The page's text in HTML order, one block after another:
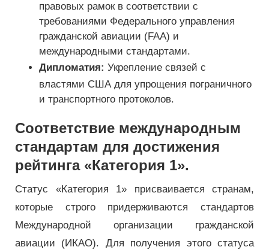
правовых рамок в соответствии с
требованиями Федерального управления
гражданской авиации (FAA) и
международными стандартами.
Дипломатия: Укрепление связей с
властями США для упрощения пограничного
и транспортного протоколов.
Соответствие международным
стандартам для достижения
рейтинга «Категория 1».
Статус «Категория 1» присваивается странам,
которые строго придерживаются стандартов
Международной организации гражданской
авиации (ИКАО). Для получения этого статуса